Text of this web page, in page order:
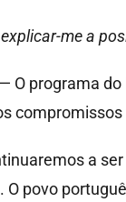
me a
— O programa
a
O povo